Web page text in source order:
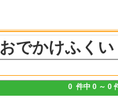
おでかけふくい
0 件中 0 ～ 0